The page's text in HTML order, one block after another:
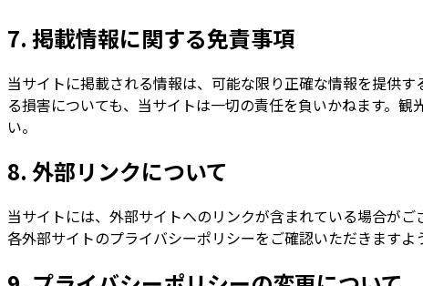
7. 掲載情報に関する免責事項
当サイトに掲載される情報は、可能な限り正確な情報を提供
る損害についても、当サイトは一切の責任を負いかねます。
い。
8. 外部リンクについて
当サイトには、外部サイトへのリンクが含まれている場合が
各外部サイトのプライバシーポリシーをご確認いただきますよ